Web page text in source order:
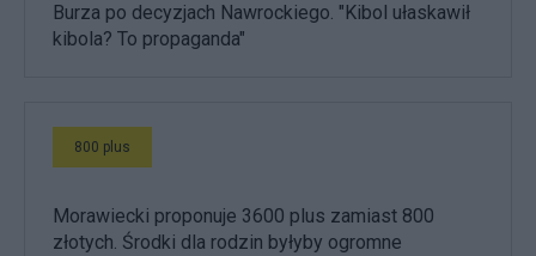
Burza po decyzjach Nawrockiego. "Kibol ułaskawił
kibola? To propaganda"
800 plus
Morawiecki proponuje 3600 plus zamiast 800
złotych. Środki dla rodzin byłyby ogromne